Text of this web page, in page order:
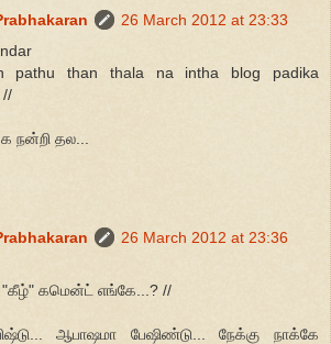
26 March 2012 at 23:33
pathu than thala na intha blog padika
//
நன்றி தல...
26 March 2012 at 23:36
கமென்ட் எங்கே...? //
ஆபாஷமா பேஷிண்டு... நேக்கு நாக்கே